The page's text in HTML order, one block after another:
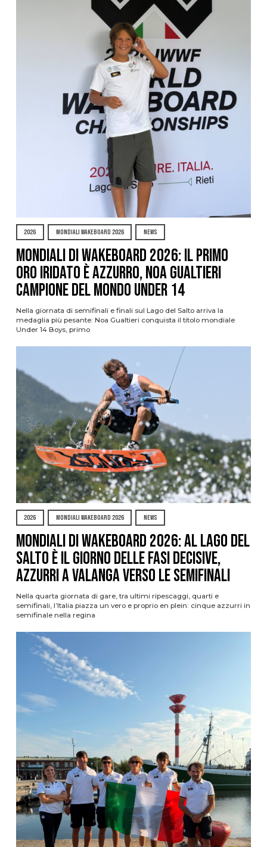
2026 MONDIALI WAKEBOARD 2026 NEWS
Mondiali di Wakeboard 2026: il primo
oro iridato è azzurro, Noa Gualtieri
campione del mondo Under 14
Nella giornata di semifinali e finali sul Lago del Salto arriva la
medaglia più pesante: Noa Gualtieri conquista il titolo mondiale
Under 14 Boys, primo
2026 MONDIALI WAKEBOARD 2026 NEWS
Mondiali di Wakeboard 2026: al Lago del
Salto è il giorno delle fasi decisive,
azzurri a valanga verso le semifinali
Nella quarta giornata di gare, tra ultimi ripescaggi, quarti e
semifinali, l’Italia piazza un vero e proprio en plein: cinque azzurri in
semifinale nella regina